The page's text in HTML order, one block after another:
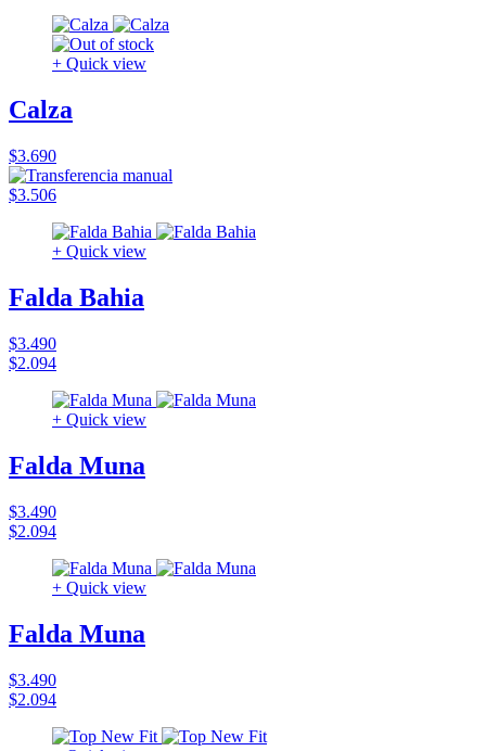
+ Quick view
Calza
$3.690
$3.506
+ Quick view
Falda Bahia
$3.490
$2.094
+ Quick view
Falda Muna
$3.490
$2.094
+ Quick view
Falda Muna
$3.490
$2.094